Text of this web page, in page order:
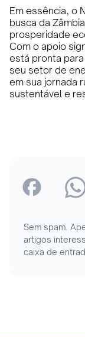
Em essência, o
busca da
prosperidade
Com o apoio
está pronta
seu setor de
em sua jornada
sustentável e
Sem spam.
artigos
caixa de